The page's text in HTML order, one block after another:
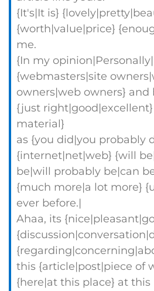
{It's|It is}
{worth|value|price}
me.
{In my
{webmasters|site
owners|web owners} and
{just
material}
as {you did|you probably
{internet|net|web} {will
be|will probably be|can
{much more|a lot more}
ever before.|
Ahaa, its
this {article|post|piece of
{here|at this place} at this